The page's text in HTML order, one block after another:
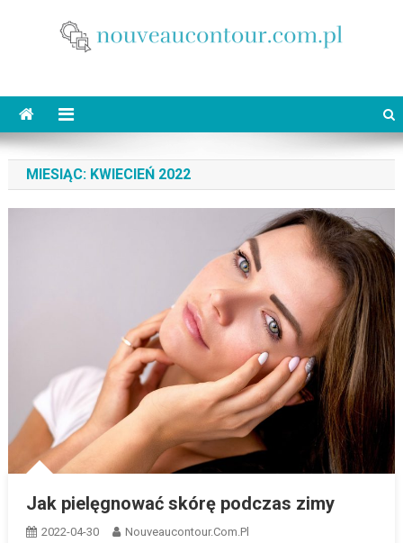
MIESIĄC: KWIECIEŃ 2022
Jak pielęgnować skórę podczas zimy
2022-04-30 Nouveaucontour.com.pl